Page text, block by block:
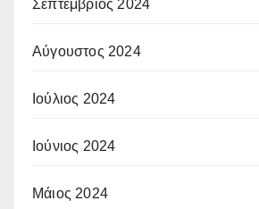
Σεπτέμβριος 2024
Αύγουστος 2024
Ιούλιος 2024
Ιούνιος 2024
Μάιος 2024